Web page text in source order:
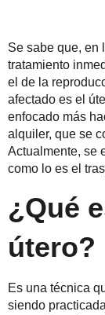
Se sabe que, en
tratamiento
el de la
afectado es el
enfocado más
alquiler, que se
Actualmente, se
como lo es el
¿Qué
útero?
Es una técnica
siendo